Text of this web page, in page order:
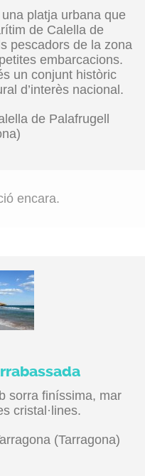
platja urbana que
de Calella de
pescadors de la zona
embarcacions.
un conjunt històric
d’interès nacional.
de Palafrugell
encara.
sorra finíssima, mar
cristal·lines.
(Tarragona)